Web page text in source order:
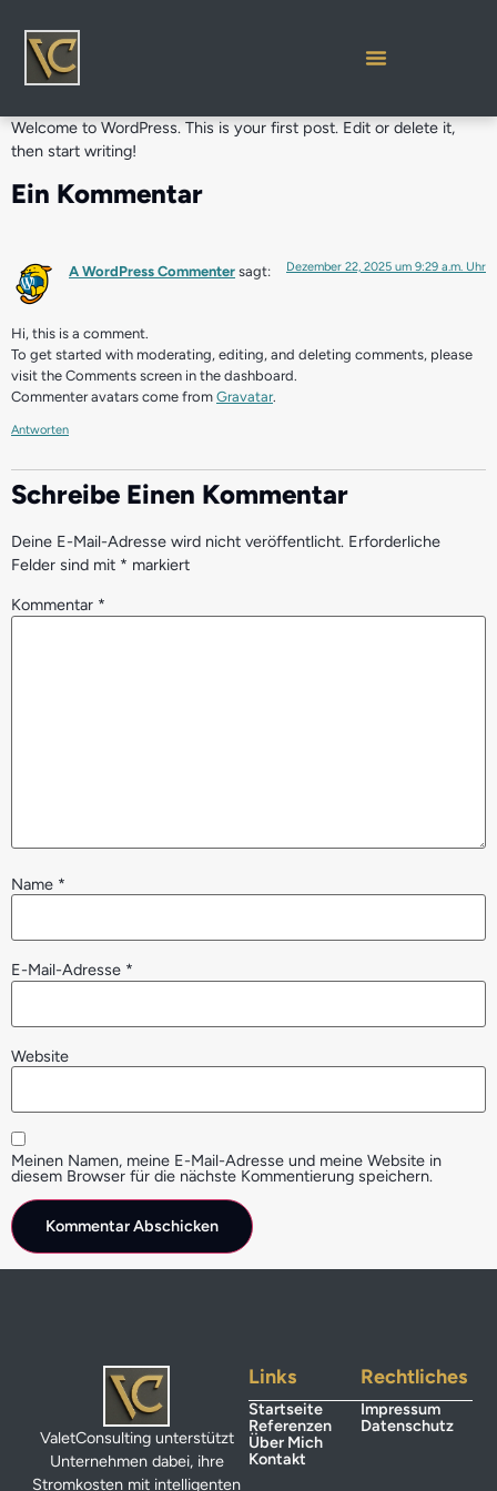
Welcome to WordPress. This is your first post. Edit or delete it,
then start writing!
Ein Kommentar
A WordPress Commenter sagt: Dezember 22, 2025 um 9:29 a.m. Uhr
Hi, this is a comment.
To get started with moderating, editing, and deleting comments, please
visit the Comments screen in the dashboard.
Commenter avatars come from Gravatar.
Antworten
Schreibe Einen Kommentar
Deine E-Mail-Adresse wird nicht veröffentlicht. Erforderliche
Felder sind mit * markiert
Kommentar *
Name *
E-Mail-Adresse *
Website
Meinen Namen, meine E-Mail-Adresse und meine Website in
diesem Browser für die nächste Kommentierung speichern.
ValetConsulting unterstützt
Unternehmen dabei, ihre
Stromkosten mit intelligenten
Links
Startseite
Referenzen
Über Mich
Kontakt
Rechtliches
Impressum
Datenschutz